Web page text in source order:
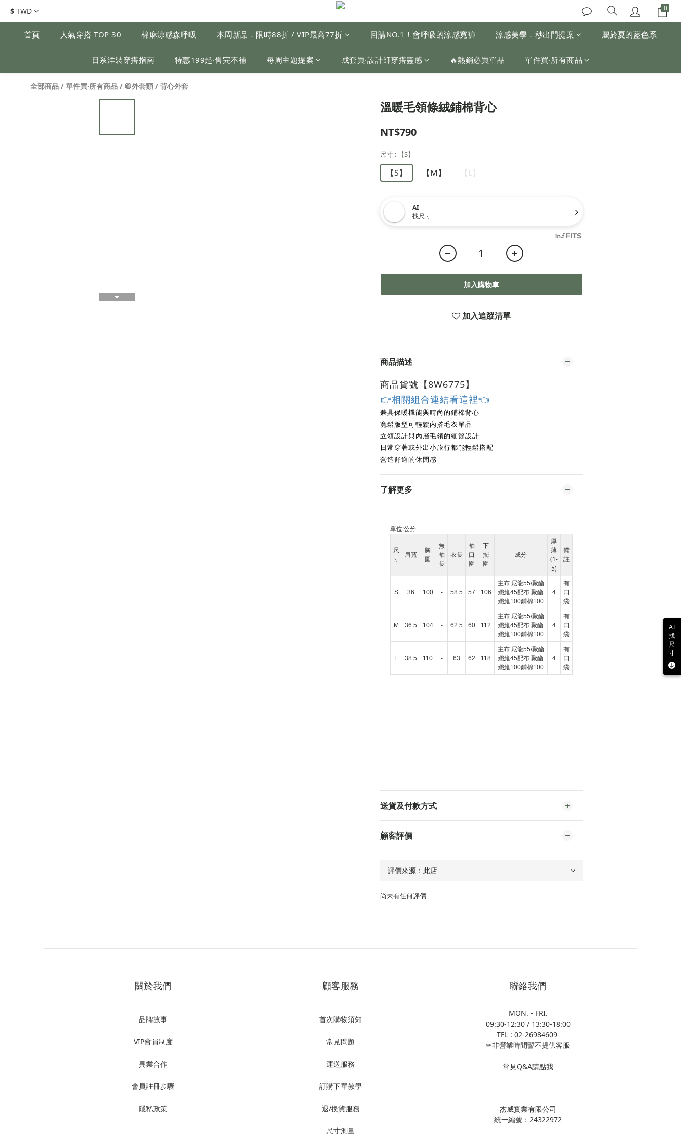
$ TWD
首頁 人氣穿搭 TOP 30 棉麻涼感森呼吸 本周新品．限時88折 / VIP最高77折 回購NO.1！會呼吸的涼感寬褲 涼感美學．秒出門提案 屬於夏的藍色系
日系洋裝穿搭指南 特惠199起‧售完不補 每周主題提案 成套買‧設計師穿搭靈感 🔥熱銷必買單品 單件買‧所有商品
全部商品 / 單件買‧所有商品 / 🧥外套類 / 背心外套
溫暖毛領條絨鋪棉背心
NT$790
尺寸 : 【S】
【S】 【M】 【L】
AI
找尺寸
加入購物車
加入追蹤清單
商品描述
商品貨號【8W6775】
👉相關組合連結看這裡👈
兼具保暖機能與時尚的鋪棉背心
寬鬆版型可輕鬆內搭毛衣單品
立領設計與內層毛領的細節設計
日常穿著或外出小旅行都能輕鬆搭配
營造舒適的休閒感
了解更多
單位:公分
尺
寸
肩寬
胸
圍
無
袖
長
衣長
袖
口
圍
下
擺
圍
成分
厚
薄
(1-
5)
備
註
S 36 100 - 58.5 57 106
主布:尼龍55/聚酯
纖維45配布:聚酯
纖維100鋪棉100
4
有
口
袋
M 36.5 104 - 62.5 60 112
主布:尼龍55/聚酯
纖維45配布:聚酯
纖維100鋪棉100
4
有
口
袋
L 38.5 110 - 63 62 118
主布:尼龍55/聚酯
纖維45配布:聚酯
纖維100鋪棉100
4
有
口
袋
送貨及付款方式
顧客評價
尚未有任何評價
關於我們
品牌故事
VIP會員制度
異業合作
會員註冊步驟
隱私政策
顧客服務
首次購物須知
常見問題
運送服務
訂購下單教學
退/換貨服務
尺寸測量
聯絡我們
MON. - FRI.
09:30-12:30 / 13:30-18:00
TEL : 02-26984609
✏非營業時間暫不提供客服
常見Q&A請點我
杰威實業有限公司
統一編號：24322972
AI
找
尺
寸